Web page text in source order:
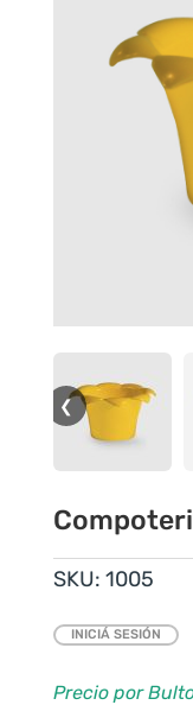
❮
SKU: 1005
INICIÁ SESIÓN
Precio por